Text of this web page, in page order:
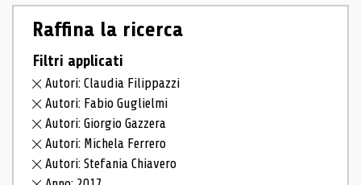
Raffina la ricerca
Filtri applicati
Autori: Claudia Filippazzi
Autori: Fabio Guglielmi
Autori: Giorgio Gazzera
Autori: Michela Ferrero
Autori: Stefania Chiavero